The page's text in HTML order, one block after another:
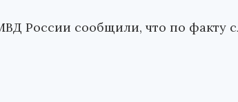
России сообщили, что по факту